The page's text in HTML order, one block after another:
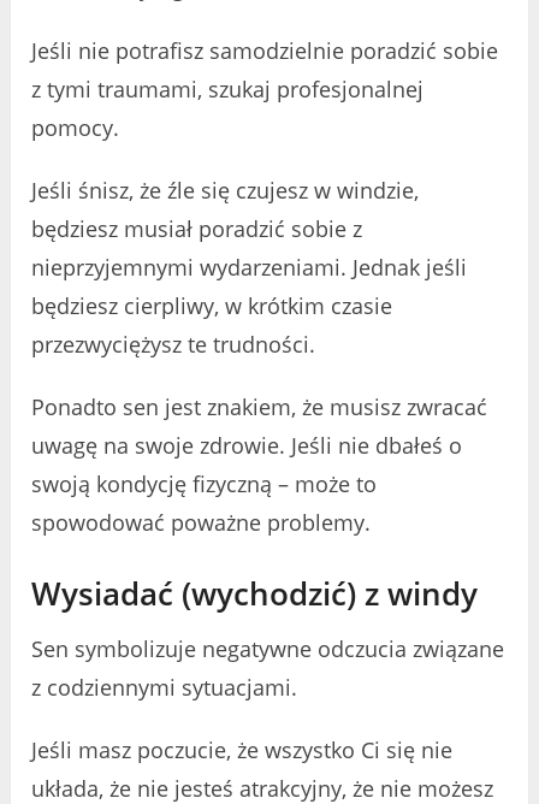
Jeśli nie potrafisz samodzielnie poradzić sobie
z tymi traumami, szukaj profesjonalnej
pomocy.
Jeśli śnisz, że źle się czujesz w windzie, ​​
będziesz musiał poradzić sobie z
nieprzyjemnymi wydarzeniami. Jednak jeśli
będziesz cierpliwy, w krótkim czasie
przezwyciężysz te trudności.
Ponadto sen jest znakiem, że musisz zwracać
uwagę na swoje zdrowie. Jeśli nie dbałeś o
swoją kondycję fizyczną – może to
spowodować poważne problemy.
Wysiadać (wychodzić) z windy
Sen symbolizuje negatywne odczucia związane
z codziennymi sytuacjami.
Jeśli masz poczucie, że wszystko Ci się nie
układa, że ​​nie jesteś atrakcyjny, że ​​nie możesz